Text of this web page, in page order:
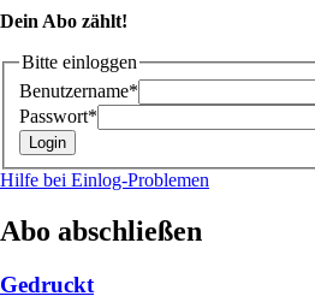
Dein Abo zählt!
Bitte einloggen
Benutzername*
Passwort*
Hilfe bei Einlog-Problemen
Abo abschließen
Gedruckt